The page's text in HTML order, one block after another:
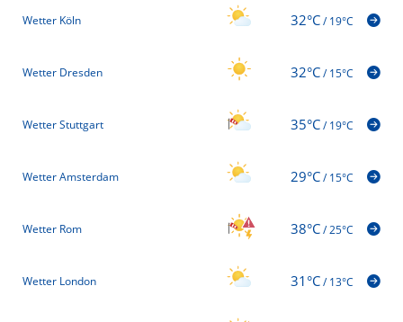
Wetter Köln 32°C/19°C
Wetter Dresden 32°C/15°C
Wetter Stuttgart 35°C/19°C
Wetter Amsterdam 29°C/15°C
Wetter Rom 38°C/25°C
Wetter London 31°C/13°C